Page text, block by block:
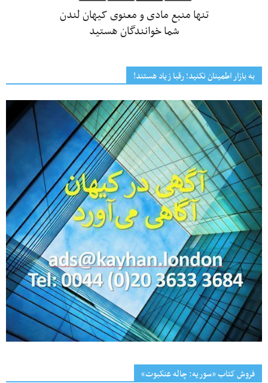
تنها منبع مادی و معنوی کیهان لندن
شما خوانندگان هستید
به بازار اطمینان نکنید؛ رقبا زیاد هستند!
فروش کتاب «سوریه: چاله عنکبوت»